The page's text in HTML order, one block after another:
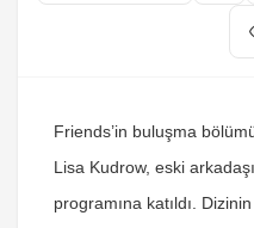
Friends’in buluşma
Lisa Kudrow, eski
programına katıldı.